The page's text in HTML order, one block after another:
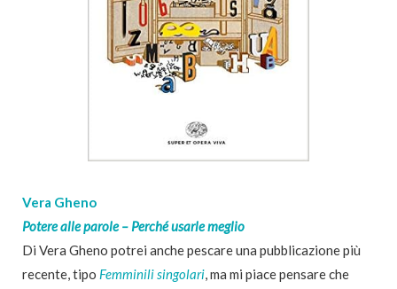
Vera Gheno
Potere alle parole – Perché usarle meglio
Di Vera Gheno potrei anche pescare una pubblicazione più
recente, tipo Femminili singolari, ma mi piace pensare che